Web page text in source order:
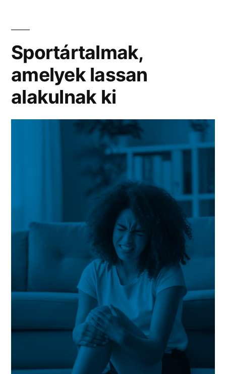
Sportártalmak,
amelyek lassan
alakulnak ki